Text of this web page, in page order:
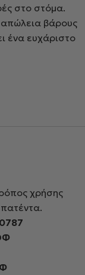
στο στόμα.
απώλεια βάρους
ένα ευχάριστο
χρήσης